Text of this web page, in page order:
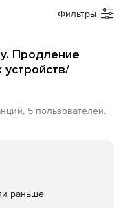
Фильтры
Продление
5 пользователей.
раньше